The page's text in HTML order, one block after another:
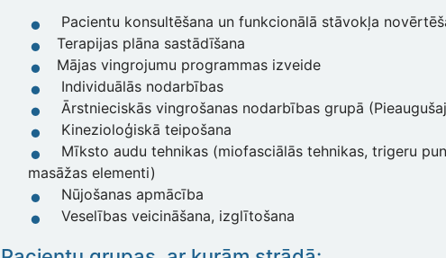
Pacientu konsultēšana un funkcionālā stāvokļa
Terapijas plāna sastādīšana
Mājas vingrojumu programmas izveide
Individuālās nodarbības
Ārstnieciskās vingrošanas nodarbības grupā
Kinezioloģiskā teipošana
Mīksto audu tehnikas (miofasciālās tehnikas, trigeru
masāžas elementi)
Nūjošanas apmācība
Veselības veicināšana, izglītošana